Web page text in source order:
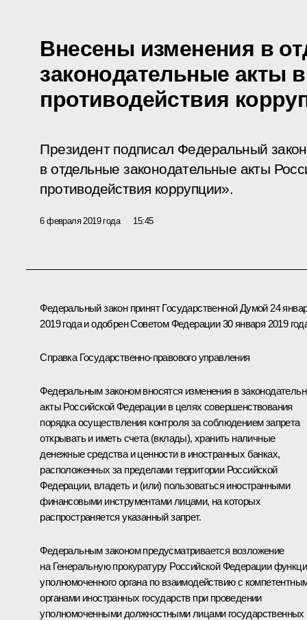
Внесены изменения в
законодательные акты
противодействия
Президент подписал Федеральный
в отдельные законодательные акты
противодействия коррупции».
6 февраля 2019 года 15:45
Федеральный закон принят Государственной Думой 24
2019 года и одобрен Советом Федерации 30 января 2019
Справка Государственно-правового управления
Федеральным законом вносятся изменения в
акты Российской Федерации в целях совершенствования
порядка осуществления контроля за соблюдением запрета
открывать и иметь счета (вклады), хранить наличные
денежные средства и ценности в иностранных банках,
расположенных за пределами территории Российской
Федерации, владеть и (или) пользоваться иностранными
финансовыми инструментами лицами, на которых
распространяется указанный запрет.
Федеральным законом предусматривается возложение
на Генеральную прокуратуру Российской Федерации
уполномоченного органа по взаимодействию с
органами иностранных государств при проведении
уполномоченными должностными лицами государственных